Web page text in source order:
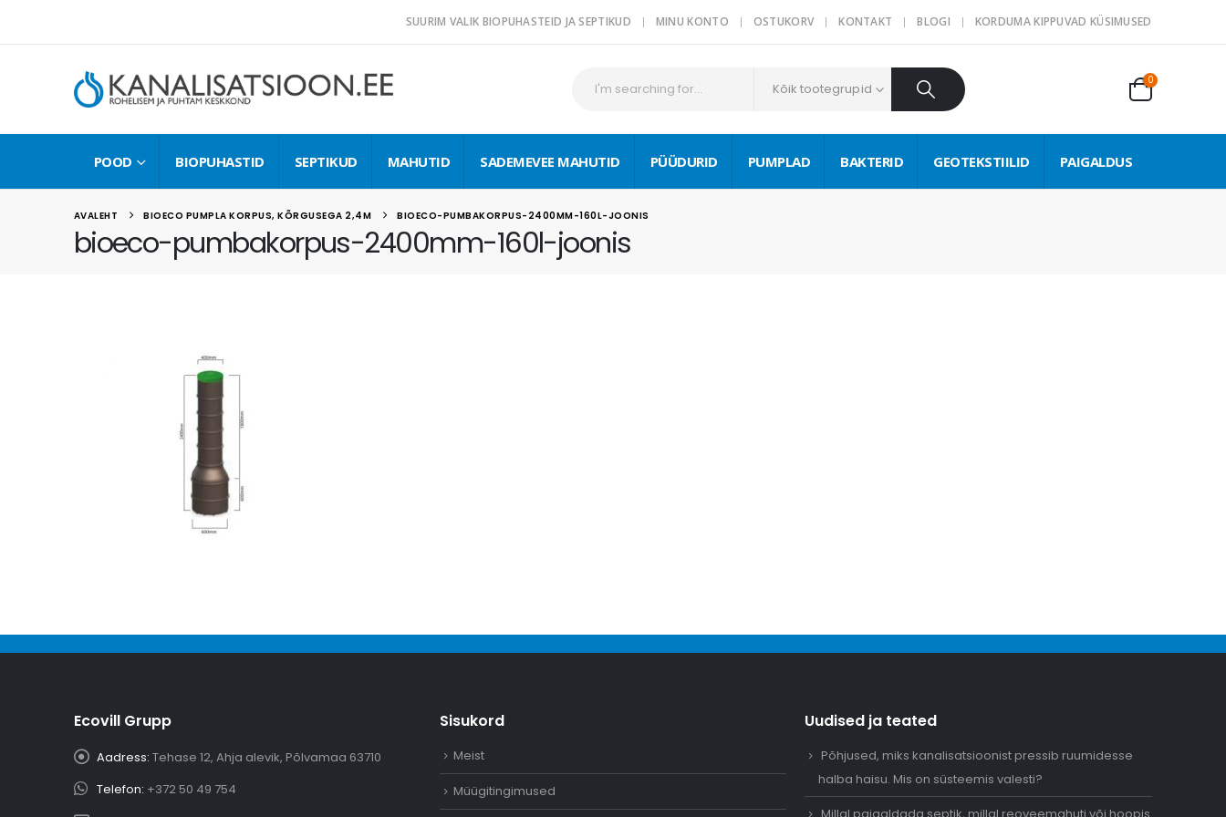
SUURIM VALIK BIOPUHASTEID JA SEPTIKUD MINU KONTO OSTUKORV KONTAKT BLOGI KORDUMA KIPPUVAD KÜSIMUSED
Kõik tootegrupid
0
POOD BIOPUHASTID SEPTIKUD MAHUTID SADEMEVEE MAHUTID PÜÜDURID PUMPLAD BAKTERID GEOTEKSTIILID PAIGALDUS
AVALEHT BIOECO PUMPLA KORPUS, KÕRGUSEGA 2,4M BIOECO-PUMBAKORPUS-2400MM-160L-JOONIS
bioeco-pumbakorpus-2400mm-160l-joonis
Ecovill Grupp
Aadress: Tehase 12, Ahja alevik, Põlvamaa 63710
Telefon: +372 50 49 754
Sisukord
Meist
Müügitingimused
Uudised ja teated
Põhjused, miks kanalisatsioonist pressib ruumidesse
halba haisu. Mis on süsteemis valesti?